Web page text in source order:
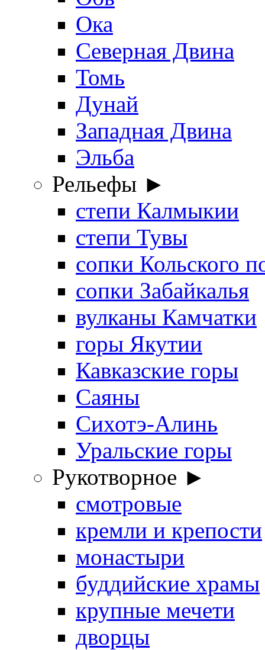
Ока
Северная Двина
Томь
Дунай
Западная Двина
Эльба
Рельефы ►
степи Калмыкии
степи Тувы
сопки Кольского
сопки Забайкалья
вулканы Камчатки
горы Якутии
Кавказские горы
Саяны
Сихотэ-Алинь
Уральские горы
Рукотворное ►
смотровые
кремли и крепости
монастыри
буддийские храмы
крупные мечети
дворцы